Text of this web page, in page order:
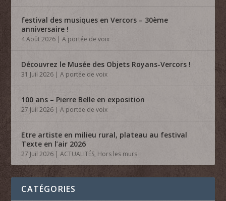
festival des musiques en Vercors – 30ème
anniversaire !
4 Août 2026 |A portée de voix
Découvrez le Musée des Objets Royans-Vercors !
31 Juil 2026 |A portée de voix
100 ans – Pierre Belle en exposition
27 Juil 2026 |A portée de voix
Etre artiste en milieu rural, plateau au festival
Texte en l’air 2026
27 Juil 2026 |ACTUALITÉS, Hors les murs
CATÉGORIES